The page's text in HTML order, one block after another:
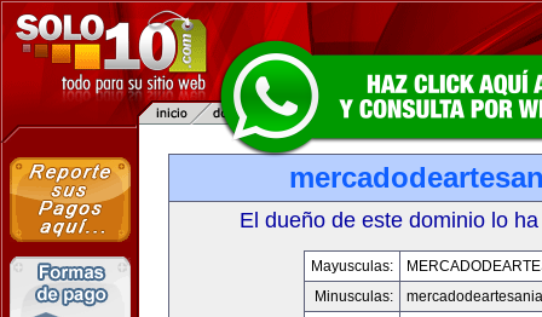
El dueño de este dominio lo
Mayusculas:
Minusculas: